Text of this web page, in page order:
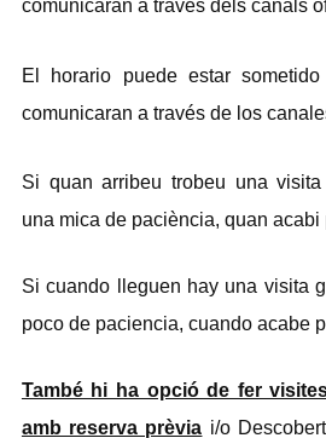
comunicaran a través dels canals
El horario puede estar
comunicaran a través de los
Si quan arribeu trobeu una
una mica de paciència, quan acabi
Si cuando lleguen hay una visita
poco de paciencia, cuando acabe
També hi ha opció de fer
amb reserva prèvia i/o